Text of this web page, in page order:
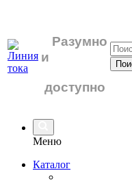
Разумно
и
доступно
Меню
Каталог